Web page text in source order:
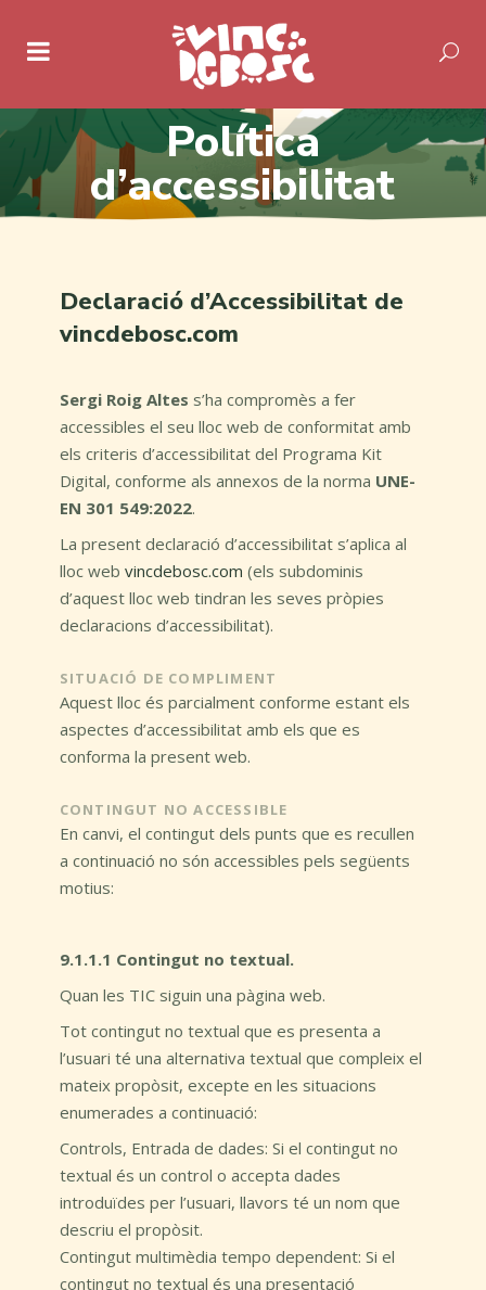
Política
d’accessibilitat
Declaració d’Accessibilitat de
vincdebosc.com
Sergi Roig Altes s’ha compromès a fer
accessibles el seu lloc web de conformitat amb
els criteris d’accessibilitat del Programa Kit
Digital, conforme als annexos de la norma UNE-
EN 301 549:2022.
La present declaració d’accessibilitat s’aplica al
lloc web vincdebosc.com (els subdominis
d’aquest lloc web tindran les seves pròpies
declaracions d’accessibilitat).
SITUACIÓ DE COMPLIMENT
Aquest lloc és parcialment conforme estant els
aspectes d’accessibilitat amb els que es
conforma la present web.
CONTINGUT NO ACCESSIBLE
En canvi, el contingut dels punts que es recullen
a continuació no són accessibles pels següents
motius:
9.1.1.1 Contingut no textual.
Quan les TIC siguin una pàgina web.
Tot contingut no textual que es presenta a
l’usuari té una alternativa textual que compleix el
mateix propòsit, excepte en les situacions
enumerades a continuació:
Controls, Entrada de dades: Si el contingut no
textual és un control o accepta dades
introduïdes per l’usuari, llavors té un nom que
descriu el propòsit.
Contingut multimèdia tempo dependent: Si el
contingut no textual és una presentació